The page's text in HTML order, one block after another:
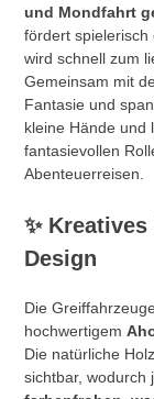
und Mondfahrt
fördert spielerisch
wird schnell zum
Gemeinsam mit
Fantasie und
kleine Hände und
fantasievollen
Abenteuerreisen.
✨
Design
Die
hochwertigem
Die natürliche
sichtbar, wodurch